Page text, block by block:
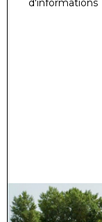
d'informations